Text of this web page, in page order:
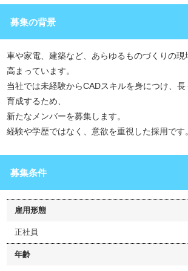
募集の背景
車や家電、建築など、あらゆるものづくりの
高まっています。
当社では未経験からCADスキルを身につけ、
育成するため、
新たなメンバーを募集します。
経験や学歴ではなく、意欲を重視した採用です。
募集条件
雇用形態
正社員
年齢